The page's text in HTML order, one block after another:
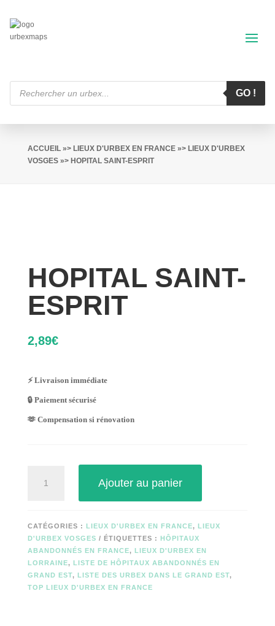
Recherche
produits
GO !
ACCUEIL»> LIEUX D'URBEX EN FRANCE»> LIEUX D'URBEX
VOSGES»> HOPITAL SAINT-ESPRIT
HOPITAL SAINT-
ESPRIT
2,89€
⚡ Livraison immédiate
🔒 Paiement sécurisé
🫶 Compensation si rénovation
ESPRIT
Ajouter au panier
CATÉGORIES : LIEUX D'URBEX EN FRANCE, LIEUX
D'URBEX VOSGES
ÉTIQUETTES : HÔPITAUX
ABANDONNÉS EN FRANCE, LIEUX D'URBEX EN
LORRAINE, LISTE DE HÔPITAUX ABANDONNÉS EN
GRAND EST, LISTE DES URBEX DANS LE GRAND EST,
TOP LIEUX D'URBEX EN FRANCE